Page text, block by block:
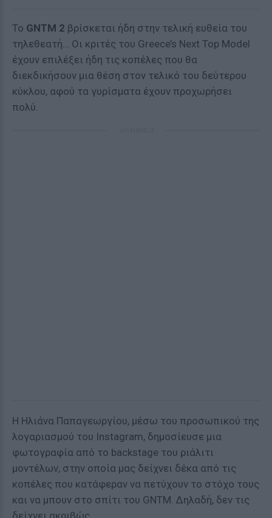
Το GNTM 2 βρίσκεται ήδη στην τελική ευθεία του
τηλεθεατή… Οι κριτές του Greece’s Next Top Model
έχουν επιλέξει ήδη τις κοπέλες που θα
διεκδικήσουν μια θέση στον τελικό του δεύτερου
κύκλου, αφού τα γυρίσματα έχουν προχωρήσει
πολύ.
Η Ηλιάνα Παπαγεωργίου, μέσω του προσωπικού της
λογαριασμού του Instagram, δημοσίευσε μια
φωτογραφία από το backstage του ριάλιτι
μοντέλων, στην οποία μας δείχνει δέκα από τις
κοπέλες που κατάφεραν να πετύχουν το στόχο τους
και να μπουν στο σπίτι του GNTM. Δηλαδή, δεν τις
δείχνει ακριβώς...